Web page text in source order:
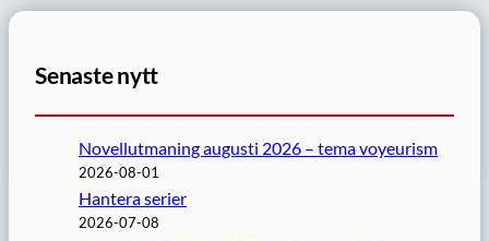
Senaste nytt
Novellutmaning augusti 2026 – tema voyeurism
2026-08-01
Hantera serier
2026-07-08